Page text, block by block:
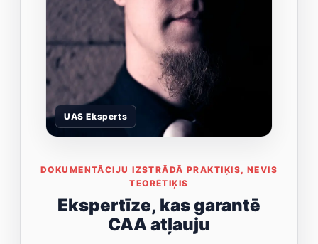
UAS Eksperts
DOKUMENTĀCIJU IZSTRĀDĀ PRAKTIĶIS, NEVIS
TEORĒTIĶIS
Ekspertīze, kas garantē
CAA atļauju